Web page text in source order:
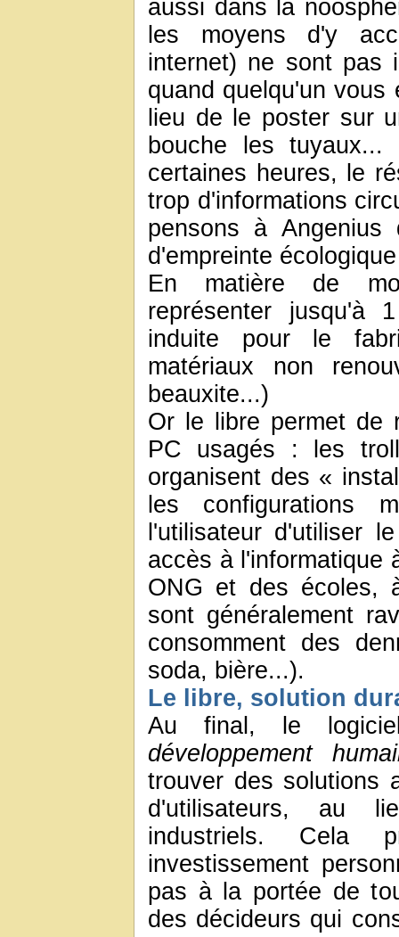
aussi dans la
les moyens d'y
internet) ne sont pas
quand quelqu'un
lieu de le poster sur
bouche les
certaines heures, le
trop d'informations
pensons à
d'empreinte
En matière de
représenter jusqu'à
induite pour le
matériaux non
beauxite...)
Or le libre permet de
PC usagés : les
organisent des «
les configurations
l'utilisateur d'utiliser
accès à l'informatique
ONG et des écoles,
sont généralement
consomment des
soda, bière...).
Le libre, solution
Au final, le
développement
trouver des solutions
d'utilisateurs, au
industriels.
investissement
pas à la portée de
des décideurs qui